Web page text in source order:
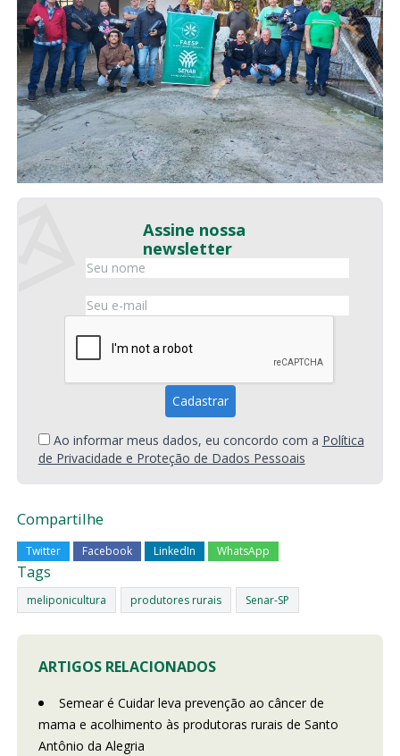
Assine nossa
newsletter
Ao informar meus dados, eu concordo com a Política
de Privacidade e Proteção de Dados Pessoais
Compartilhe
Twitter Facebook LinkedIn WhatsApp
Tags
meliponicultura produtores rurais Senar-SP
ARTIGOS RELACIONADOS
Semear é Cuidar leva prevenção ao câncer de
mama e acolhimento às produtoras rurais de Santo
Antônio da Alegria